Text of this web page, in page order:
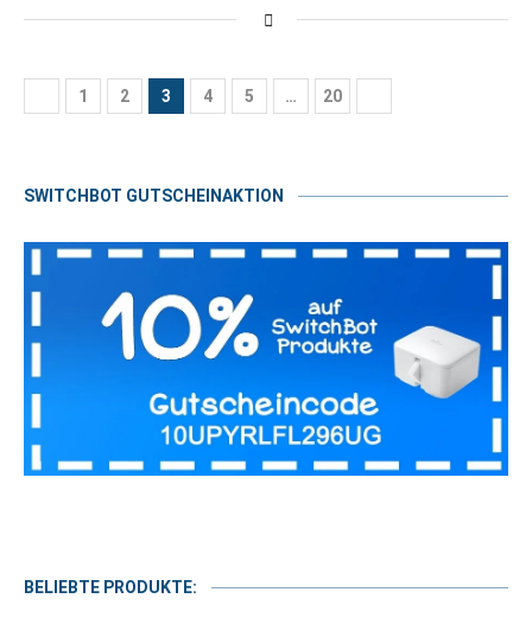
1 2 3 4 5 … 20
SWITCHBOT GUTSCHEINAKTION
BELIEBTE PRODUKTE: